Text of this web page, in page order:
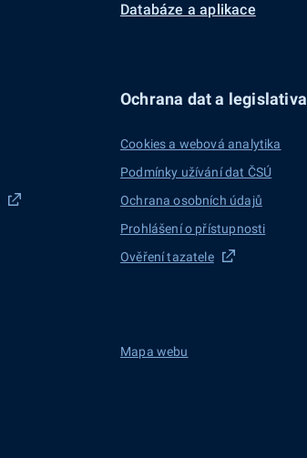
Databáze a aplikace
Ochrana dat a legislativa
Cookies a webová analytika
Podmínky užívání dat ČSÚ
Ochrana osobních údajů
Prohlášení o přístupnosti
Ověření tazatele
Mapa webu